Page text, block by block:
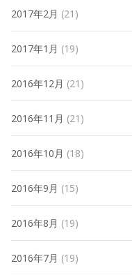
2017年2月 (21)
2017年1月 (19)
2016年12月 (21)
2016年11月 (21)
2016年10月 (18)
2016年9月 (15)
2016年8月 (19)
2016年7月 (19)